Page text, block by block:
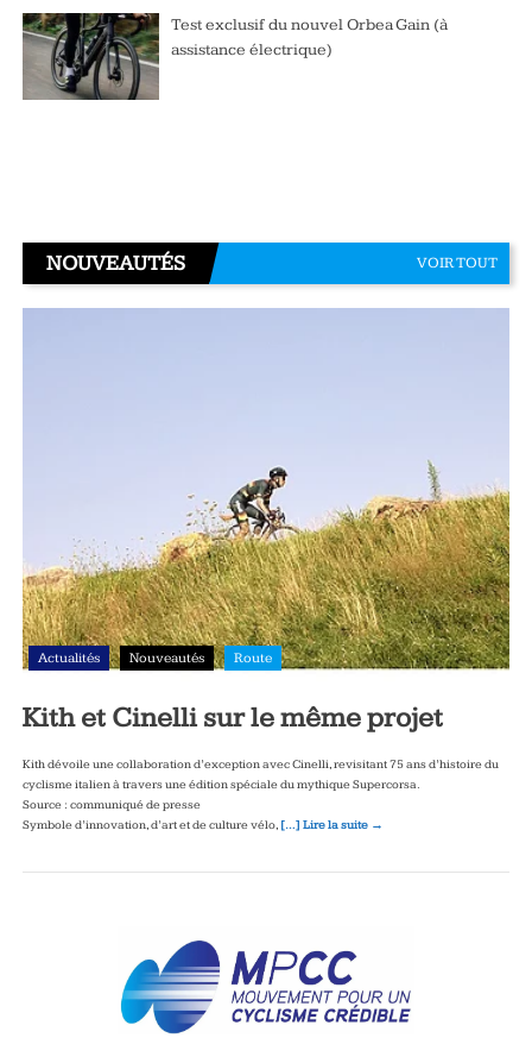
Test exclusif du nouvel Orbea Gain (à
assistance électrique)
NOUVEAUTÉS VOIR TOUT
Actualités Nouveautés Route
Kith et Cinelli sur le même projet
Kith dévoile une collaboration d’exception avec Cinelli, revisitant 75 ans d’histoire du
cyclisme italien à travers une édition spéciale du mythique Supercorsa.
Source : communiqué de presse
Symbole d’innovation, d’art et de culture vélo, […] Lire la suite →